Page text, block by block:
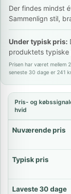
Der findes mindst
Sammenlign stil,
Under typisk pris:
produktets typiske
Prisen har været mellem
seneste 30 dage er 241
Pris- og
hvid
Nuværende pris
Typisk pris
Laveste 30 dage